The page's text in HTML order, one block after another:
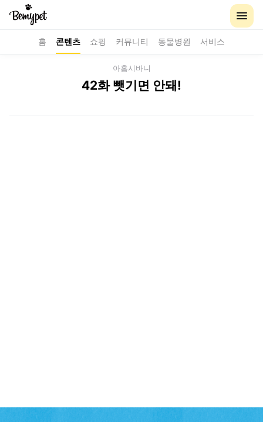
홈 콘텐츠 쇼핑 커뮤니티 동물병원 서비스
아홉시바니
42화 뺏기면 안돼!